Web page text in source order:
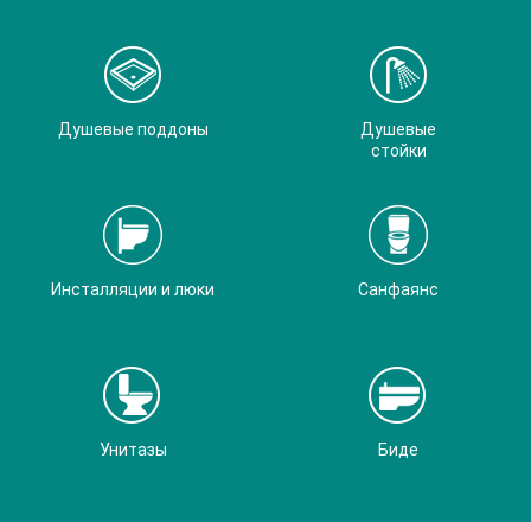
Душевые поддоны
Душевые
стойки
Инсталляции и люки Санфаянс
Унитазы Биде